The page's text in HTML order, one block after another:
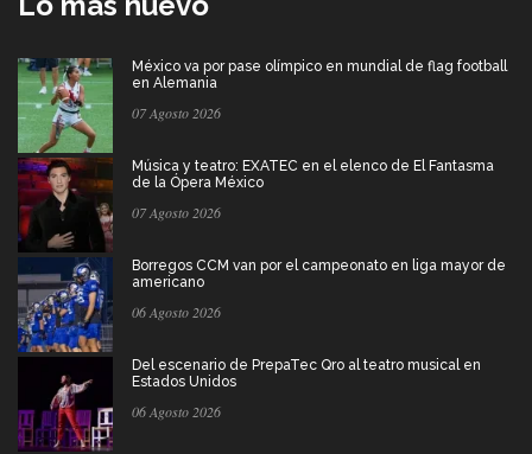
México va por pase olímpico en mundial de flag football
en Alemania
07 Agosto 2026
Música y teatro: EXATEC en el elenco de El Fantasma
de la Ópera México
07 Agosto 2026
Borregos CCM van por el campeonato en liga mayor de
americano
06 Agosto 2026
Del escenario de PrepaTec Qro al teatro musical en
Estados Unidos
06 Agosto 2026